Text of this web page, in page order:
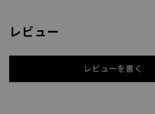
レビュー
レビューを書く